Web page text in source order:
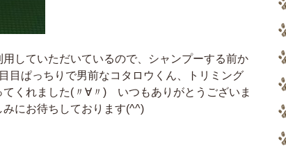
していただいているので、シャンプーする前か
目ぱっちりで男前なコタロウくん、トリミング
くれました(〃∀〃) いつもありがとうございま
にお待ちしております(^^)